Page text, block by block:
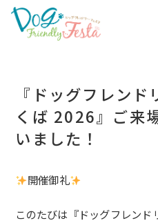
『ドッグフレン
くば 2026』ご来
いました！
開催御礼
このたびは『ドッグフレンド